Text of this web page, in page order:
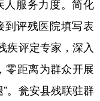
服务力度。简化
评残医院填写表
疾评定专家，深入
零距离为群众开展
。瓮安县残联驻群